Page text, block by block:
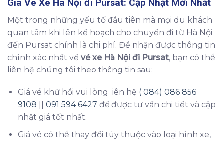
Giá Vé Xe Hà Nội đi Pursat: Cập Nhật Mới Nhất
Một trong những yếu tố đầu tiên mà mọi du khách
quan tâm khi lên kế hoạch cho chuyến đi từ Hà Nội
đến Pursat chính là chi phí. Để nhận được thông tin
chính xác nhất về vé xe Hà Nội đi Pursat, bạn có thể
liên hệ chúng tôi theo thông tin sau:
Giá vé khứ hồi vui lòng liên hệ ( 084) 086 856
9108
091 594 6427 để được tư vấn chi tiết và cập
nhật giá tốt nhất.
Giá vé có thể thay đổi tùy thuộc vào loại hình xe,